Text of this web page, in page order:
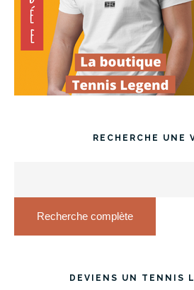
RECHERCHE UNE
Recherche complète
DEVIENS UN TENNIS